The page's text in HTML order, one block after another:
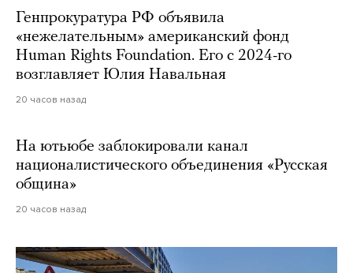
Генпрокуратура РФ объявила
«нежелательным» американский фонд
Human Rights Foundation. Его с 2024-го
возглавляет Юлия Навальная
20 часов назад
На ютьюбе заблокировали канал
националистического объединения «Русская
община»
20 часов назад